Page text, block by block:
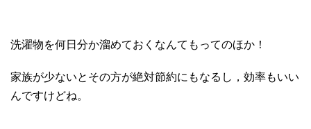
洗濯物を何日分か溜めておくなんてもってのほか！
家族が少ないとその方が絶対節約にもなるし，効率もいい
んですけどね。